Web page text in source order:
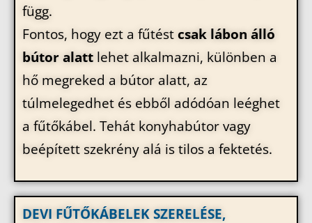
függ.
Fontos, hogy ezt a fűtést csak lábon álló
bútor alatt lehet alkalmazni, különben a
hő megreked a bútor alatt, az
túlmelegedhet és ebből adódóan leéghet
a fűtőkábel. Tehát konyhabútor vagy
beépített szekrény alá is tilos a fektetés.
DEVI FŰTŐKÁBELEK SZERELÉSE,